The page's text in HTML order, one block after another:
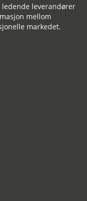
ledende leverandører
mellom
markedet.